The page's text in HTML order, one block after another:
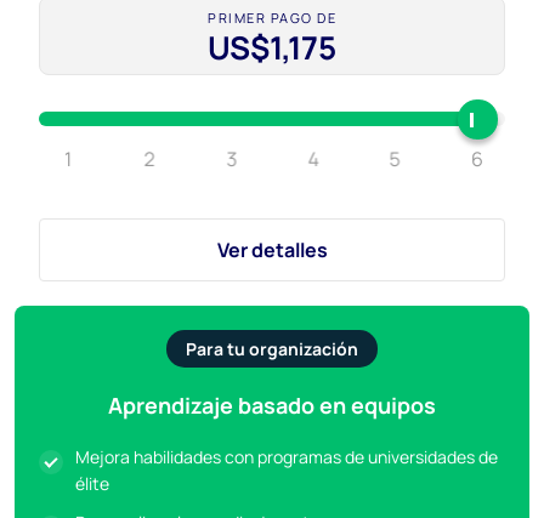
PRIMER PAGO DE
US$1,175
1 2 3 4 5 6
Ver detalles
Para tu organización
Aprendizaje basado en equipos
Mejora habilidades con programas de universidades de
élite